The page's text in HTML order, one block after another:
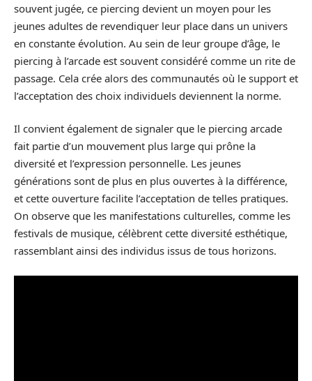
souvent jugée, ce piercing devient un moyen pour les
jeunes adultes de revendiquer leur place dans un univers
en constante évolution. Au sein de leur groupe d’âge, le
piercing à l’arcade est souvent considéré comme un rite de
passage. Cela crée alors des communautés où le support et
l’acceptation des choix individuels deviennent la norme.
Il convient également de signaler que le piercing arcade
fait partie d’un mouvement plus large qui prône la
diversité et l’expression personnelle. Les jeunes
générations sont de plus en plus ouvertes à la différence,
et cette ouverture facilite l’acceptation de telles pratiques.
On observe que les manifestations culturelles, comme les
festivals de musique, célèbrent cette diversité esthétique,
rassemblant ainsi des individus issus de tous horizons.